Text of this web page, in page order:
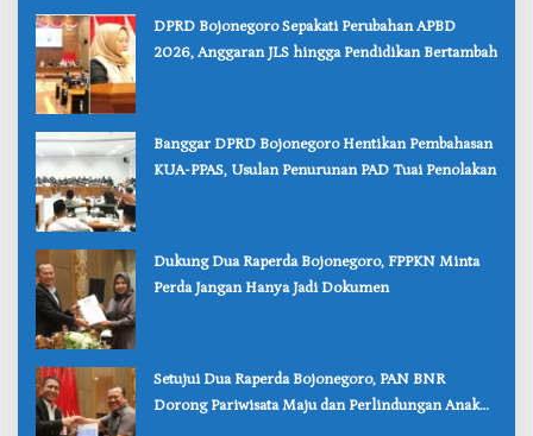
‎DPRD Bojonegoro Sepakati Perubahan APBD
2026, Anggaran JLS hingga Pendidikan Bertambah
‎Banggar DPRD Bojonegoro Hentikan Pembahasan
KUA-PPAS, Usulan Penurunan PAD Tuai Penolakan
‎Dukung Dua Raperda Bojonegoro, FPPKN Minta
Perda Jangan Hanya Jadi Dokumen
‎Setujui Dua Raperda Bojonegoro, PAN BNR
Dorong Pariwisata Maju dan Perlindungan Anak